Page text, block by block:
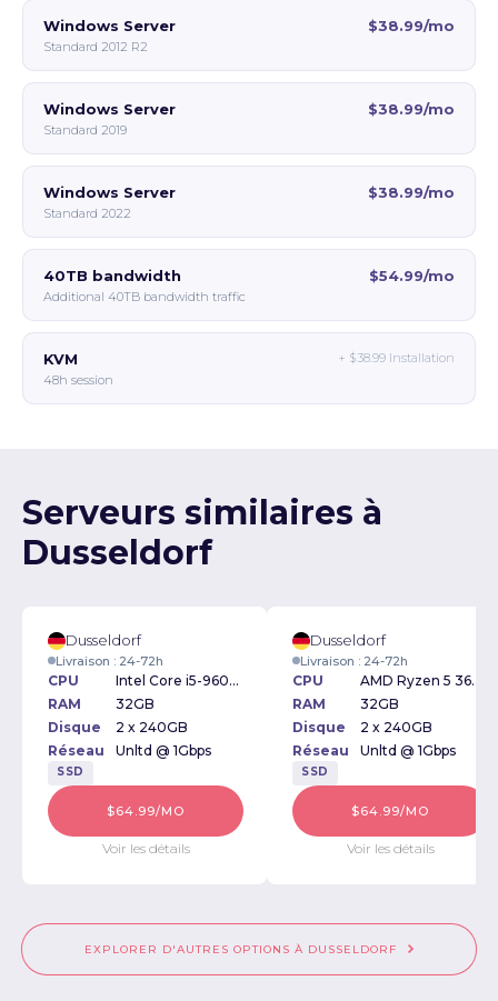
Windows Server
Standard 2012 R2
$38.99/mo
Windows Server
Standard 2019
$38.99/mo
Windows Server
Standard 2022
$38.99/mo
40TB bandwidth
Additional 40TB bandwidth traffic
$54.99/mo
KVM
48h session
+ $38.99 Installation
Serveurs similaires à
Dusseldorf
Dusseldorf
Livraison : 24-72h
CPU
Intel Core i5-9600K 3.7GHz
RAM
32GB
Disque
2 x 240GB
Réseau
Unltd @ 1Gbps
SSD
$64.99/MO
Voir les détails
Dusseldorf
Livraison : 24-72h
CPU
AMD Ryzen 5 3600 3.6GHz
RAM
32GB
Disque
2 x 240GB
Réseau
Unltd @ 1Gbps
SSD
$64.99/MO
Voir les détails
EXPLORER D'AUTRES OPTIONS À DUSSELDORF